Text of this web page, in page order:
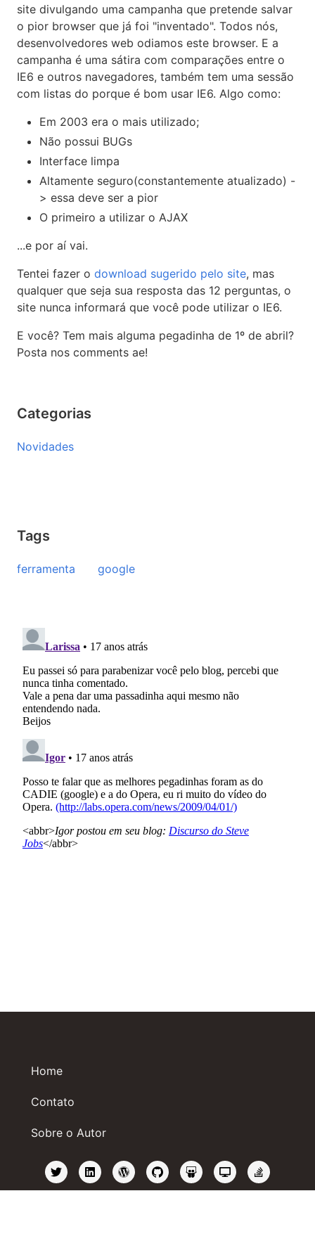
site divulgando uma campanha que pretende salvar
o pior browser que já foi "inventado". Todos nós,
desenvolvedores web odiamos este browser. E a
campanha é uma sátira com comparações entre o
IE6 e outros navegadores, também tem uma sessão
com listas do porque é bom usar IE6. Algo como:
Em 2003 era o mais utilizado;
Não possui BUGs
Interface limpa
Altamente seguro(constantemente atualizado) -
> essa deve ser a pior
O primeiro a utilizar o AJAX
...e por aí vai.
Tentei fazer o download sugerido pelo site, mas
qualquer que seja sua resposta das 12 perguntas, o
site nunca informará que você pode utilizar o IE6.
E você? Tem mais alguma pegadinha de 1º de abril?
Posta nos comments ae!
Categorias
Novidades
Tags
ferramenta google
Home
Contato
Sobre o Autor